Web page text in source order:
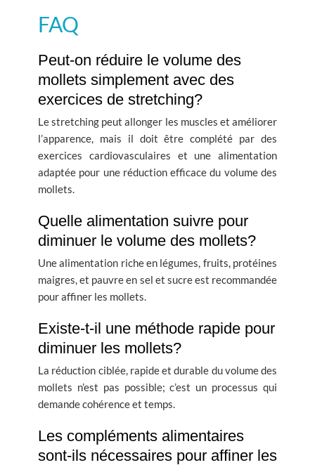
FAQ
Peut-on réduire le volume des
mollets simplement avec des
exercices de stretching?
Le stretching peut allonger les muscles et améliorer
l’apparence, mais il doit être complété par des
exercices cardiovasculaires et une alimentation
adaptée pour une réduction efficace du volume des
mollets.
Quelle alimentation suivre pour
diminuer le volume des mollets?
Une alimentation riche en légumes, fruits, protéines
maigres, et pauvre en sel et sucre est recommandée
pour affiner les mollets.
Existe-t-il une méthode rapide pour
diminuer les mollets?
La réduction ciblée, rapide et durable du volume des
mollets n’est pas possible; c’est un processus qui
demande cohérence et temps.
Les compléments alimentaires
sont-ils nécessaires pour affiner les